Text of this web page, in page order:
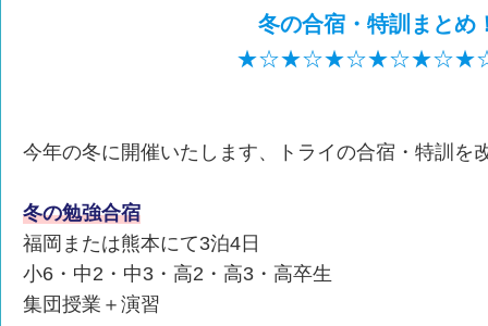
冬の合宿・特訓まとめ
今年の冬に開催いたします、トライの合宿・特訓を
冬の勉強合宿
福岡または熊本にて3泊4日
小6・中2・中3・高2・高3・高卒生
集団授業＋演習